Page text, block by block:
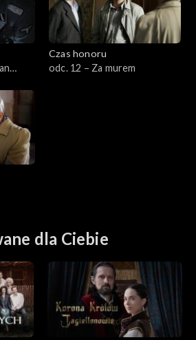
Czas honoru
odc. 12 – Za murem
dla Ciebie